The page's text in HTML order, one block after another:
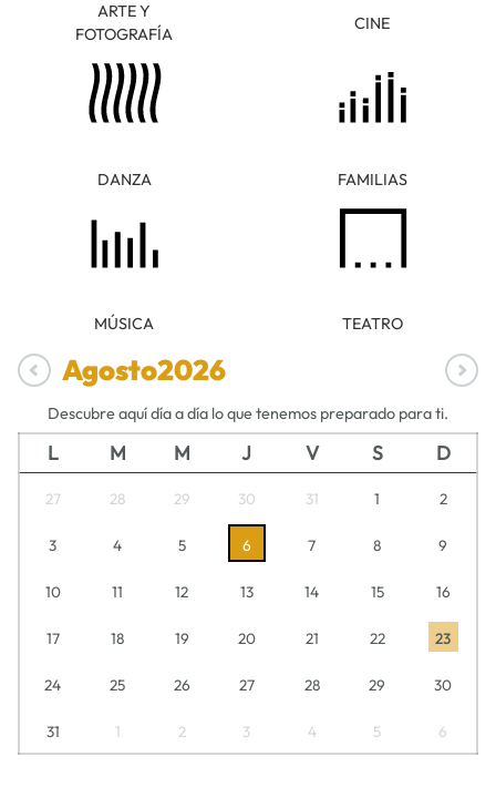
ARTE Y
FOTOGRAFÍA
CINE
DANZA FAMILIAS
MÚSICA TEATRO
Agosto2026
Descubre aquí día a día lo que tenemos preparado para ti.
L M M J V S D
27 28 29 30 31 1 2
3 4 5 6 7 8 9
10 11 12 13 14 15 16
17 18 19 20 21 22 23
24 25 26 27 28 29 30
31 1 2 3 4 5 6